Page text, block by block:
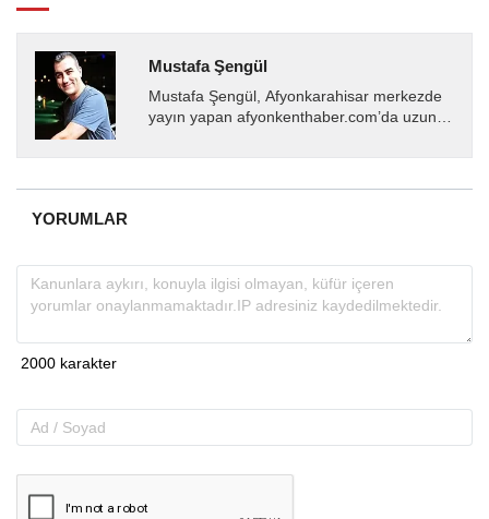
Mustafa Şengül
Mustafa Şengül, Afyonkarahisar merkezde
yayın yapan afyonkenthaber.com’da uzun
almakta, haber akışı...
YORUMLAR